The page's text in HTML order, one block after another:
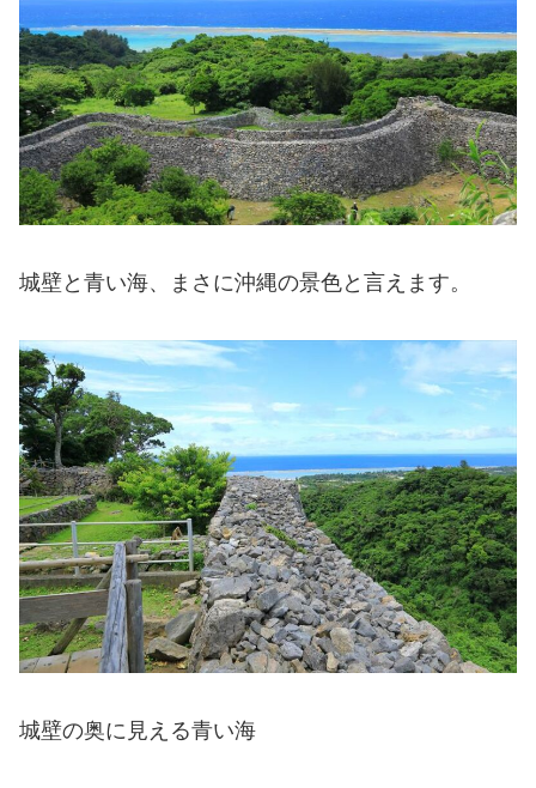
城壁と青い海、まさに沖縄の景色と言えます。
城壁の奥に見える青い海